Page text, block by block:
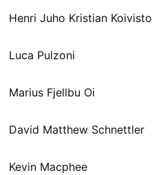
Henri Juho Kristian Koivisto
Luca Pulzoni
Marius Fjellbu Oi
David Matthew Schnettler
Kevin Macphee